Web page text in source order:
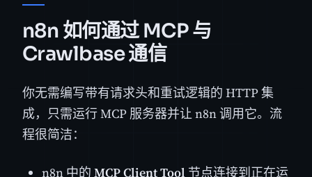
n8n 如何通过 MCP 与
Crawlbase 通信
你无需编写带有请求头和重试逻辑的 HTTP 集
成，只需运行 MCP 服务器并让 n8n 调用它。流
程很简洁：
n8n 中的 MCP Client Tool 节点连接到正在运